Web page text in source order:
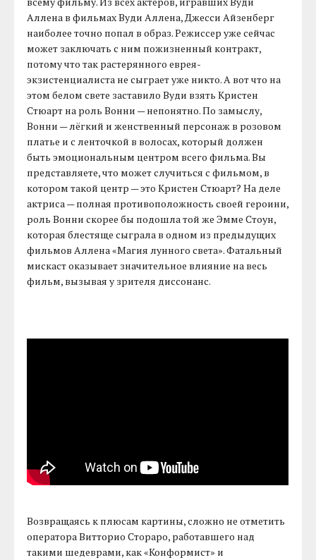
Аллена в фильмах Вуди Аллена, Джесси Айзенберг
наиболее точно попал в образ. Режиссер уже сейчас
может заключать с ним пожизненный контракт,
потому что так растерянного еврея-
экзистенциалиста не сыграет уже никто. А вот что на
этом белом свете заставило Вуди взять Кристен
Стюарт на роль Вонни — непонятно. По замыслу,
Вонни — лёгкий и женственный персонаж в розовом
платье и с ленточкой в волосах, который должен
быть эмоциональным центром всего фильма. Вы
представляете, что может случиться с фильмом, в
котором такой центр — это Кристен Стюарт? На деле
актриса — полная противоположность своей героини,
роль Вонни скорее бы подошла той же Эмме Стоун,
которая блестяще сыграла в одном из предыдущих
фильмов Аллена «Магия лунного света». Фатальный
мискаст оказывает значительное влияние на весь
фильм, вызывая у зрителя диссонанс.
Возвращаясь к плюсам картины, сложно не отметить
оператора Витторио Стораро, работавшего над
такими шедеврами, как «Конформист» и